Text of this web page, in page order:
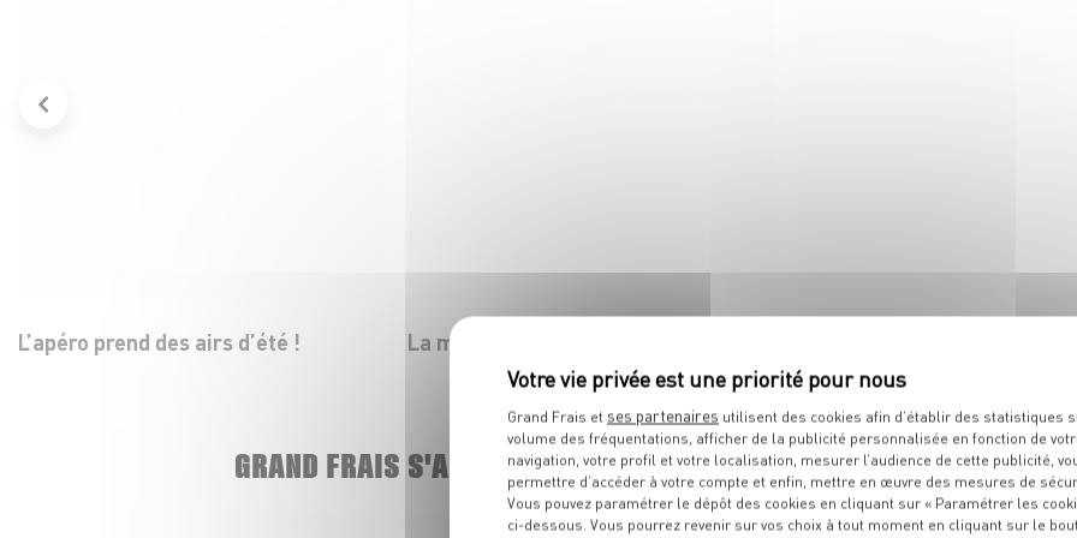
L’apéro prend des airs d’été ! La mozza dans tous ses états !
Le festival des côtes est au
boucherie !
GRAND FRAIS S'AGRANDIT
Grand Frais et ses partenaires utilisent des cookies afin d’établir des statistiques
volume des fréquentations, afficher de la publicité personnalisée en fonction de
navigation, votre profil et votre localisation, mesurer l’audience de cette publicité,
permettre d’accéder à votre compte et enfin, mettre en œuvre des mesures de
Vous pouvez paramétrer le dépôt des cookies en cliquant sur « Paramétrer les
ci-dessous. Vous pourrez revenir sur vos choix à tout moment en cliquant sur le